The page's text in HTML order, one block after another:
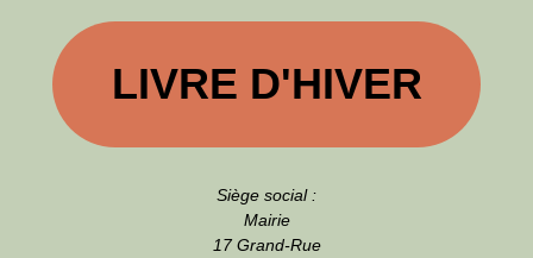
LIVRE D'HIVER
Siège social :
Mairie
17 Grand-Rue